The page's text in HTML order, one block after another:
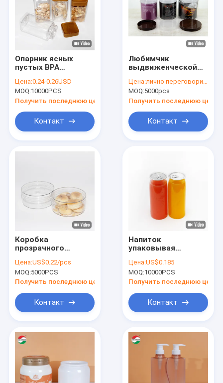
О Компании
Опарник ясных
пустых BPA
хранения ЛЮБИМЦА
пластиковый
квадратный с
крышкой винта
Цена:0.24-0.26USD
MOQ:10000PCS
Получить последнюю цену
Контакт
Любимчик
выдвиженческой
еды пластичный
Jars крышка 100mm
PE witn
Цена:лично переговорить
MOQ:5000pcs
Получить последнюю цену
Контакт
Коробка
прозрачного
контейнера
качества еды
круглого
ясной крышкой
Цена:US$0.22/pcs
MOQ:5000PCS
Получить последнюю цену
Контакт
Напиток
упаковывая
500ml может
опорожнить
пластиковые
Цена:US$0.185
MOQ:10000PCS
Получить последнюю цену
Контакт